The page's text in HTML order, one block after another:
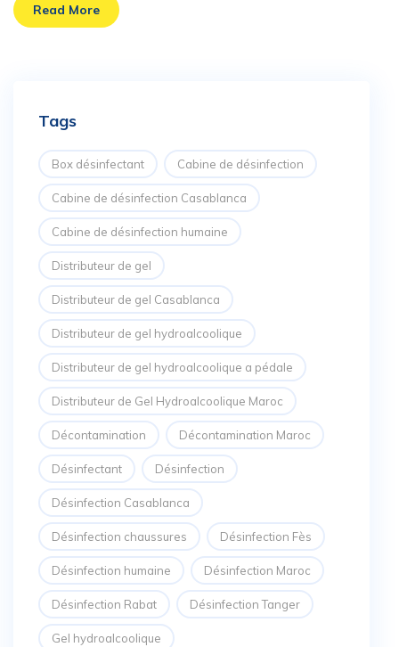
Read More
Tags
Box désinfectant Cabine de désinfection
Cabine de désinfection Casablanca
Cabine de désinfection humaine
Distributeur de gel
Distributeur de gel Casablanca
Distributeur de gel hydroalcoolique
Distributeur de gel hydroalcoolique a pédale
Distributeur de Gel Hydroalcoolique Maroc
Décontamination Décontamination Maroc
Désinfectant Désinfection
Désinfection Casablanca
Désinfection chaussures Désinfection Fès
Désinfection humaine Désinfection Maroc
Désinfection Rabat Désinfection Tanger
Gel hydroalcoolique